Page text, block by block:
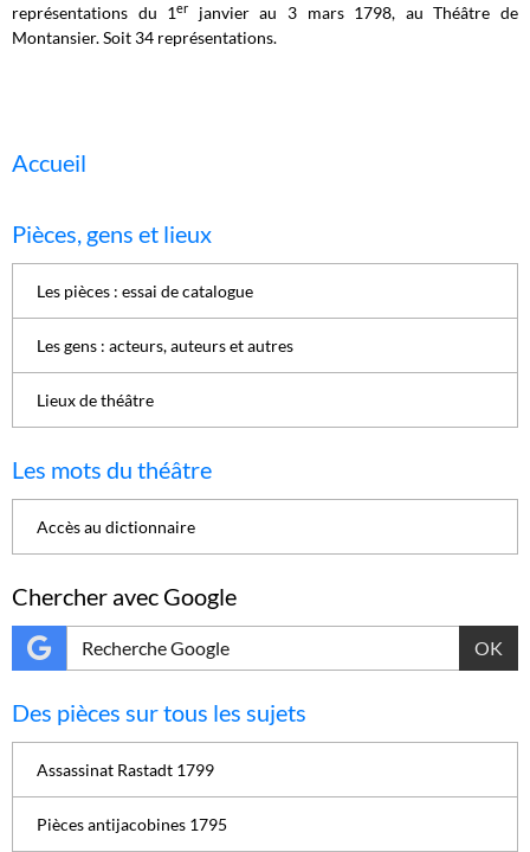
représentations du 1er janvier au 3 mars 1798, au Théâtre de
Montansier. Soit 34 représentations.
Accueil
Pièces, gens et lieux
Les pièces : essai de catalogue
Les gens : acteurs, auteurs et autres
Lieux de théâtre
Les mots du théâtre
Accès au dictionnaire
Chercher avec Google
OK
Des pièces sur tous les sujets
Assassinat Rastadt 1799
Pièces antijacobines 1795